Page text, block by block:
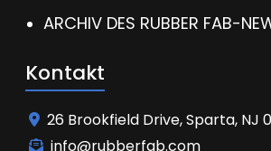
ARCHIV DES RUBBER FAB-
Kontakt
26 Brookfield Drive, Sparta, NJ
info@rubberfab.com